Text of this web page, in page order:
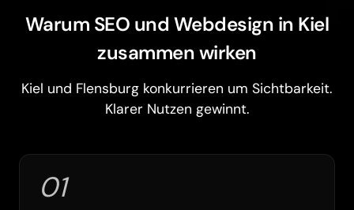
Warum SEO und Webdesign in Kiel
zusammen wirken
Kiel und Flensburg konkurrieren um Sichtbarkeit.
Klarer Nutzen gewinnt.
01